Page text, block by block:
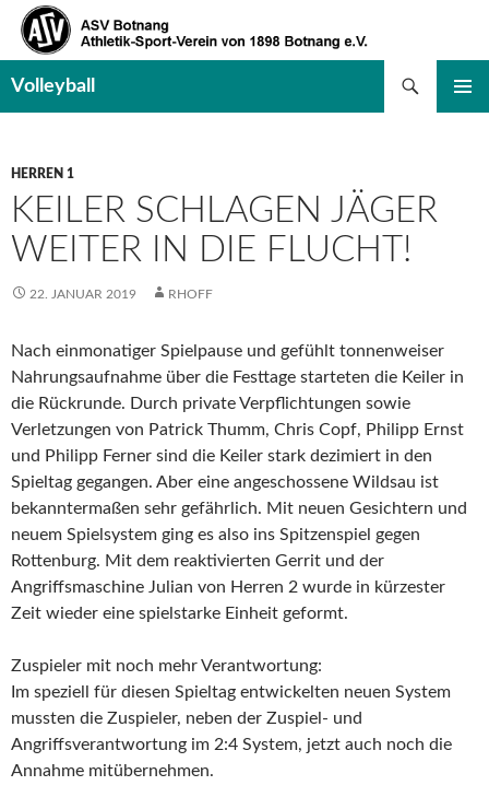
Volleyball
HERREN 1
KEILER SCHLAGEN JÄGER
WEITER IN DIE FLUCHT!
22. JANUAR 2019 RHOFF
Nach einmonatiger Spielpause und gefühlt tonnenweiser
Nahrungsaufnahme über die Festtage starteten die Keiler in
die Rückrunde. Durch private Verpflichtungen sowie
Verletzungen von Patrick Thumm, Chris Copf, Philipp Ernst
und Philipp Ferner sind die Keiler stark dezimiert in den
Spieltag gegangen. Aber eine angeschossene Wildsau ist
bekanntermaßen sehr gefährlich. Mit neuen Gesichtern und
neuem Spielsystem ging es also ins Spitzenspiel gegen
Rottenburg. Mit dem reaktivierten Gerrit und der
Angriffsmaschine Julian von Herren 2 wurde in kürzester
Zeit wieder eine spielstarke Einheit geformt.
Zuspieler mit noch mehr Verantwortung:
Im speziell für diesen Spieltag entwickelten neuen System
mussten die Zuspieler, neben der Zuspiel- und
Angriffsverantwortung im 2:4 System, jetzt auch noch die
Annahme mitübernehmen.